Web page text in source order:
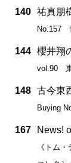
140 祐真朋
No.157
144 櫻井翔
vol.90
148 古今東
Buying
167 News!
《トム